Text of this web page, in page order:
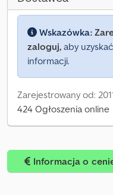
Wskazówka:
zaloguj, aby
informacji.
Zarejestrowany od:
424 Ogłoszenia online
Informacja o